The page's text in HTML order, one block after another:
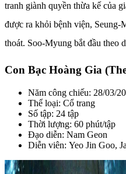
tranh giành quyền thừa kế của
được ra khỏi bệnh viện, Seung-
thoát. Soo-Myung bắt đầu theo
Con Bạc Hoàng Gia
Năm công chiếu: 28/03/
Thể loại: Cổ trang
Số tập: 24 tập
Thời lượng: 60 phút/tập
Đạo diễn: Nam Geon
Diễn viên: Yeo Jin Goo,